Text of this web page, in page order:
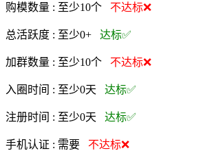
购模数量 : 至少10个 不达标❌
总活跃度 : 至少0+ 达标✅
加群数量 : 至少10个 不达标❌
入圈时间 : 至少0天 达标✅
注册时间 : 至少0天 达标✅
手机认证 : 需要 不达标❌